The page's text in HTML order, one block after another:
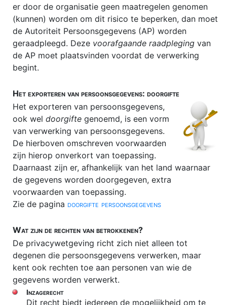
er door de organisatie geen maatregelen genomen
(kunnen) worden om dit risico te beperken, dan moet
de Autoriteit Persoonsgegevens (AP) worden
geraadpleegd. Deze voorafgaande raadpleging van
de AP moet plaatsvinden voordat de verwerking
begint.
Het exporteren van persoonsgegevens: doorgifte
Het exporteren van persoonsgegevens,
ook wel doorgifte genoemd, is een vorm
van verwerking van persoonsgegevens.
De hierboven omschreven voorwaarden
zijn hierop onverkort van toepassing.
Daarnaast zijn er, afhankelijk van het land waarnaar
de gegevens worden doorgegeven, extra
voorwaarden van toepassing.
Zie de pagina doorgifte persoonsgegevens
Wat zijn de rechten van betrokkenen?
De privacywetgeving richt zich niet alleen tot
degenen die persoonsgegevens verwerken, maar
kent ook rechten toe aan personen van wie de
gegevens worden verwerkt.
Inzagerecht
Dit recht biedt iedereen de mogelijkheid om te